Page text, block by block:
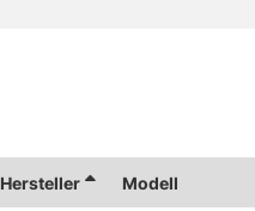
Hersteller Modell